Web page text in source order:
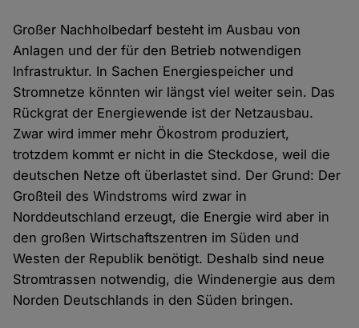
Großer Nachholbedarf besteht im Ausbau von
Anlagen und der für den Betrieb notwendigen
Infrastruktur. In Sachen Energiespeicher und
Stromnetze könnten wir längst viel weiter sein. Das
Rückgrat der Energiewende ist der Netzausbau.
Zwar wird immer mehr Ökostrom produziert,
trotzdem kommt er nicht in die Steckdose, weil die
deutschen Netze oft überlastet sind. Der Grund: Der
Großteil des Windstroms wird zwar in
Norddeutschland erzeugt, die Energie wird aber in
den großen Wirtschaftszentren im Süden und
Westen der Republik benötigt. Deshalb sind neue
Stromtrassen notwendig, die Windenergie aus dem
Norden Deutschlands in den Süden bringen.